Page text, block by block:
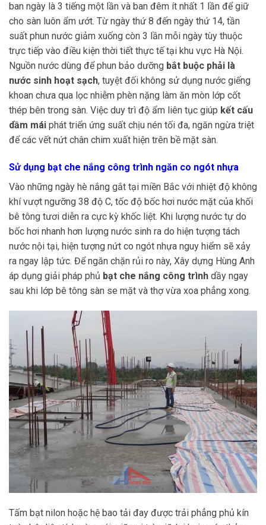
ban ngày là 3 tiếng một lần và ban đêm ít nhất 1 lần để giữ
cho sàn luôn ẩm ướt. Từ ngày thứ 8 đến ngày thứ 14, tần
suất phun nước giảm xuống còn 3 lần mỗi ngày tùy thuộc
trực tiếp vào điều kiện thời tiết thực tế tại khu vực Hà Nội.
Nguồn nước dùng để phun bảo dưỡng bắt buộc phải là
nước sinh hoạt sạch, tuyệt đối không sử dụng nước giếng
khoan chưa qua lọc nhiễm phèn nặng làm ăn mòn lớp cốt
thép bên trong sàn. Việc duy trì độ ẩm liên tục giúp kết cấu
dầm mái phát triển ứng suất chịu nén tối đa, ngăn ngừa triệt
để các vết nứt chân chim xuất hiện trên bề mặt sàn.
Sử dụng bạt che nắng công trình ngăn co ngót nhựa
Vào những ngày hè nắng gắt tại miền Bắc với nhiệt độ không
khí vượt ngưỡng 38 độ C, tốc độ bốc hơi nước mặt của khối
bê tông tươi diễn ra cực kỳ khốc liệt. Khi lượng nước tự do
bốc hơi nhanh hơn lượng nước sinh ra do hiện tượng tách
nước nội tại, hiện tượng nứt co ngót nhựa nguy hiểm sẽ xảy
ra ngay lập tức. Để ngăn chặn rủi ro này, Xây dựng Hùng Anh
áp dụng giải pháp phủ bạt che nắng công trình dầy ngay
sau khi lớp bê tông sàn se mặt và thợ vừa xoa phẳng xong.
Tấm bạt nilon hoặc hệ bao tải đay được trải phẳng phủ kín